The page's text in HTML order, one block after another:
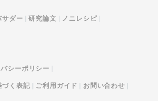
サダー 研究論文 ノニレシピ
シーポリシー
づく表記 ご利用ガイド お問い合わせ